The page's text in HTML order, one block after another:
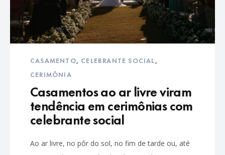
CASAMENTO, CELEBRANTE SOCIAL,
CERIMÔNIA
Casamentos ao ar livre viram
tendência em cerimônias com
celebrante social
Ao ar livre, no pôr do sol, no fim de tarde ou, até